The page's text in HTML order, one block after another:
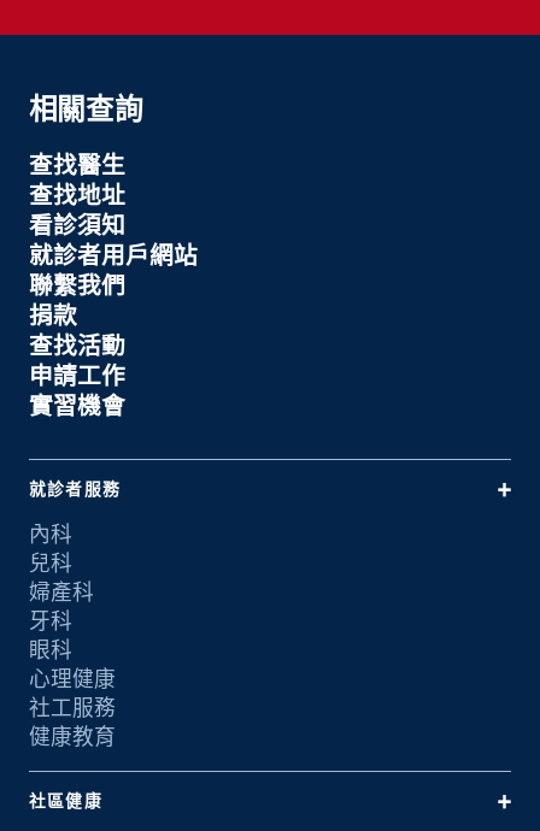
相關查詢
查找醫生
查找地址
看診須知
就診者用戶網站
聯繫我們
捐款
查找活動
申請工作
實習機會
就診者服務
內科
兒科
婦產科
牙科
眼科
心理健康
社工服務
健康教育
社區健康